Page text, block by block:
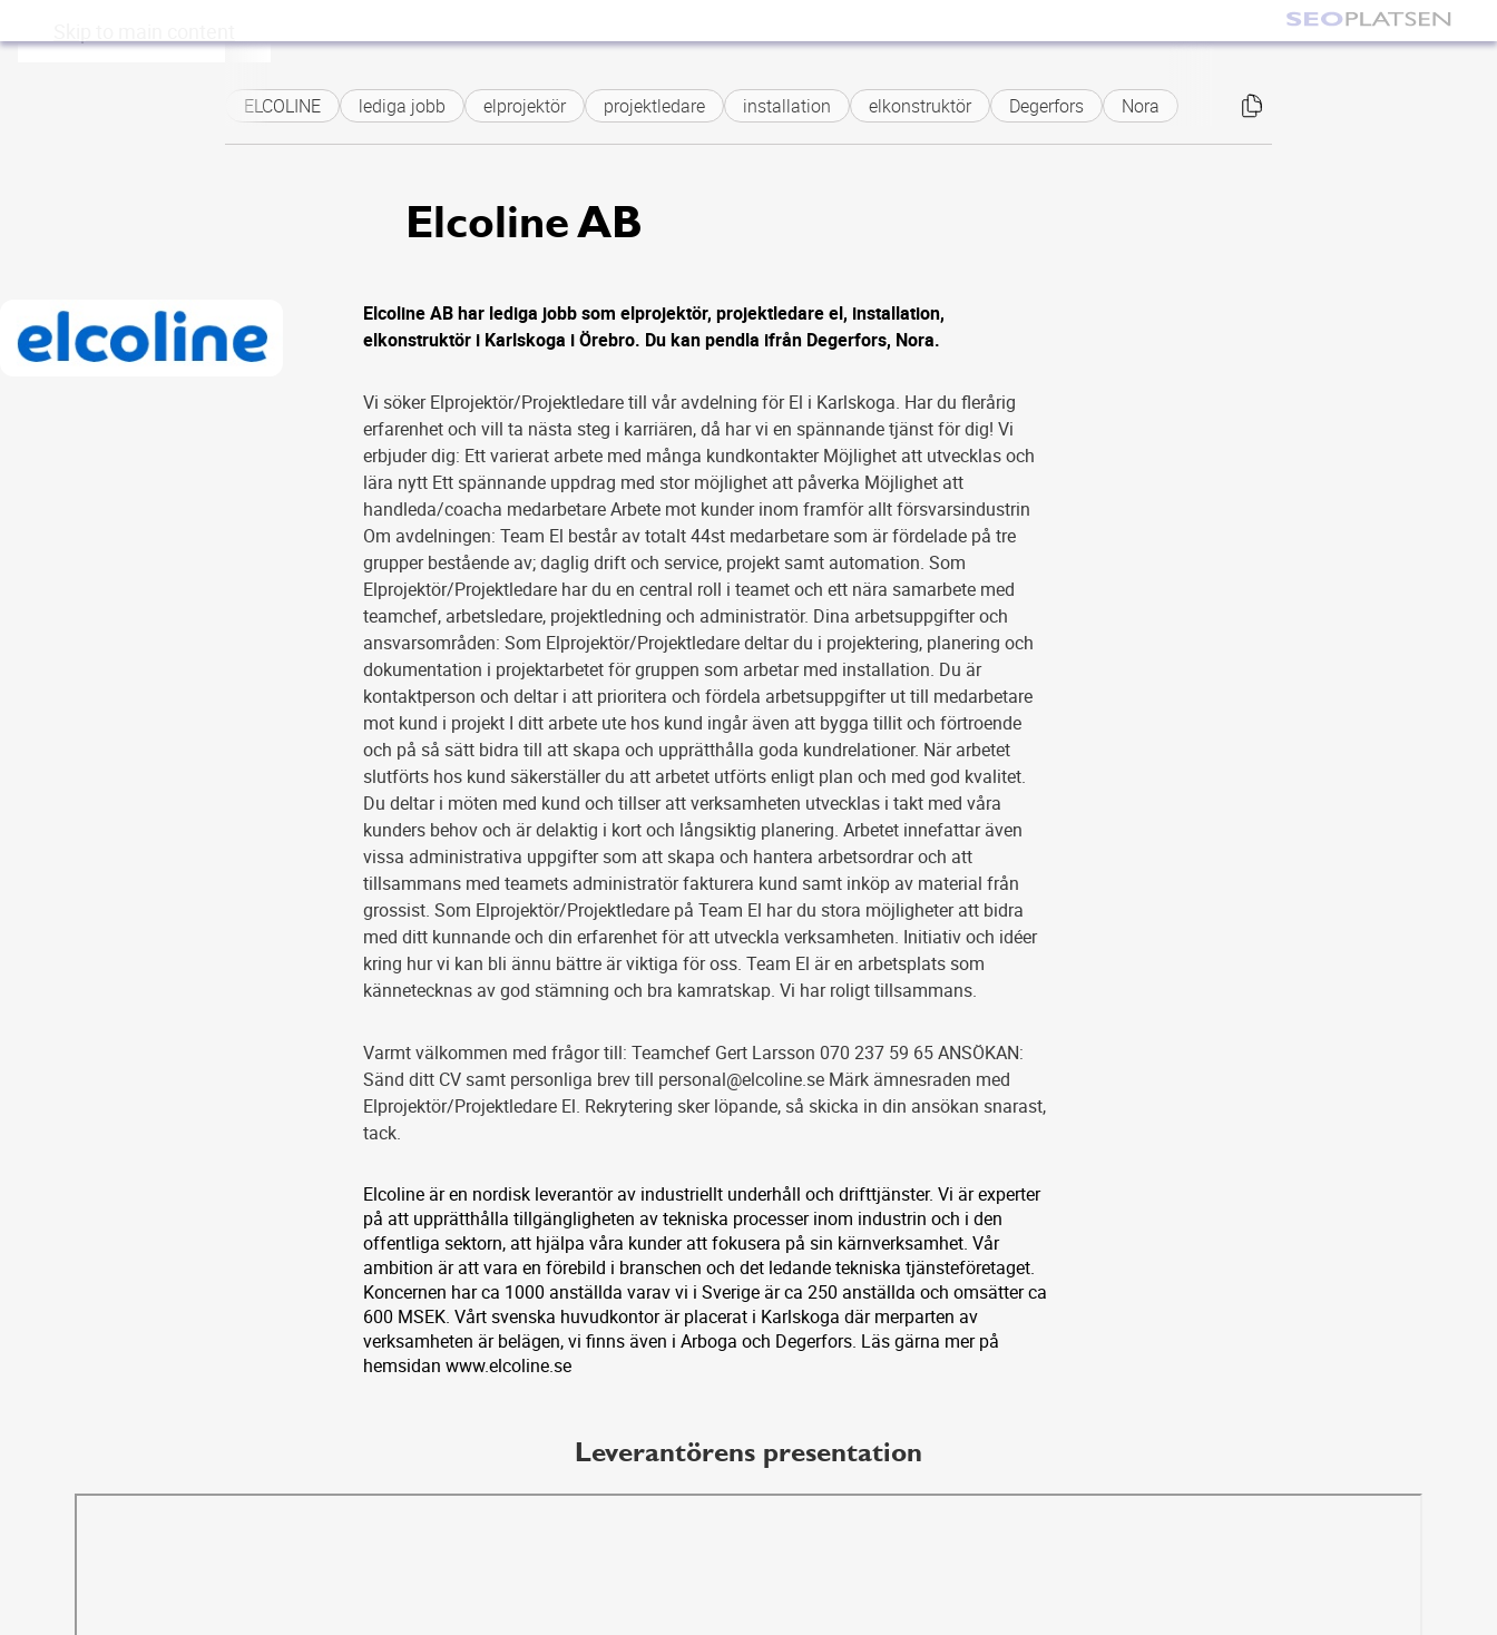
ELCOLINE lediga jobb elprojektör projektledare installation elkonstruktör Degerfors Nora
Elcoline AB
Elcoline AB har lediga jobb som elprojektör, projektledare el, installation,
elkonstruktör i Karlskoga i Örebro. Du kan pendla ifrån Degerfors, Nora.
Vi söker Elprojektör/Projektledare till vår avdelning för El i Karlskoga. Har du flerårig
erfarenhet och vill ta nästa steg i karriären, då har vi en spännande tjänst för dig! Vi
erbjuder dig: Ett varierat arbete med många kundkontakter Möjlighet att utvecklas och
lära nytt Ett spännande uppdrag med stor möjlighet att påverka Möjlighet att
handleda/coacha medarbetare Arbete mot kunder inom framför allt försvarsindustrin
Om avdelningen: Team El består av totalt 44st medarbetare som är fördelade på tre
grupper bestående av; daglig drift och service, projekt samt automation. Som
Elprojektör/Projektledare har du en central roll i teamet och ett nära samarbete med
teamchef, arbetsledare, projektledning och administratör. Dina arbetsuppgifter och
ansvarsområden: Som Elprojektör/Projektledare deltar du i projektering, planering och
dokumentation i projektarbetet för gruppen som arbetar med installation. Du är
kontaktperson och deltar i att prioritera och fördela arbetsuppgifter ut till medarbetare
mot kund i projekt I ditt arbete ute hos kund ingår även att bygga tillit och förtroende
och på så sätt bidra till att skapa och upprätthålla goda kundrelationer. När arbetet
slutförts hos kund säkerställer du att arbetet utförts enligt plan och med god kvalitet.
Du deltar i möten med kund och tillser att verksamheten utvecklas i takt med våra
kunders behov och är delaktig i kort och långsiktig planering. Arbetet innefattar även
vissa administrativa uppgifter som att skapa och hantera arbetsordrar och att
tillsammans med teamets administratör fakturera kund samt inköp av material från
grossist. Som Elprojektör/Projektledare på Team El har du stora möjligheter att bidra
med ditt kunnande och din erfarenhet för att utveckla verksamheten. Initiativ och idéer
kring hur vi kan bli ännu bättre är viktiga för oss. Team El är en arbetsplats som
kännetecknas av god stämning och bra kamratskap. Vi har roligt tillsammans.
Varmt välkommen med frågor till: Teamchef Gert Larsson 070 237 59 65 ANSÖKAN:
Sänd ditt CV samt personliga brev till personal@elcoline.se Märk ämnesraden med
Elprojektör/Projektledare El. Rekrytering sker löpande, så skicka in din ansökan snarast,
tack.
Elcoline är en nordisk leverantör av industriellt underhåll och drifttjänster. Vi är experter
på att upprätthålla tillgängligheten av tekniska processer inom industrin och i den
offentliga sektorn, att hjälpa våra kunder att fokusera på sin kärnverksamhet. Vår
ambition är att vara en förebild i branschen och det ledande tekniska tjänsteföretaget.
Koncernen har ca 1000 anställda varav vi i Sverige är ca 250 anställda och omsätter ca
600 MSEK. Vårt svenska huvudkontor är placerat i Karlskoga där merparten av
verksamheten är belägen, vi finns även i Arboga och Degerfors. Läs gärna mer på
hemsidan www.elcoline.se
Leverantörens presentation